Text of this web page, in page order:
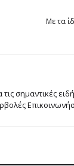
Με τα
σημαντικές